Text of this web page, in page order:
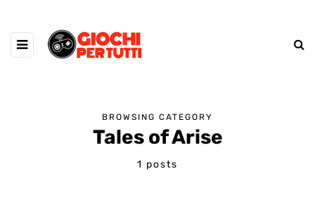
BROWSING CATEGORY
Tales of Arise
1 posts